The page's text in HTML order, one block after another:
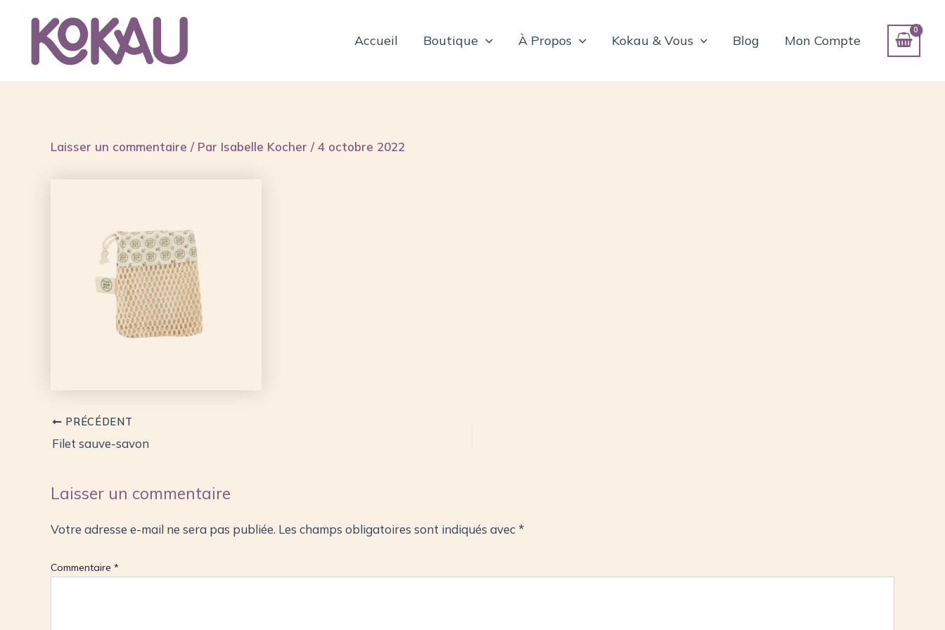
contenu
Accueil Boutique À Propos Kokau & Vous Blog Mon Compte
Laisser un commentaire / Par Isabelle Kocher /4 octobre 2022
des
articles
PRÉCÉDENT
Filet sauve-savon
Laisser un commentaire
Votre adresse e-mail ne sera pas publiée. Les champs obligatoires sont indiqués avec *
Commentaire *